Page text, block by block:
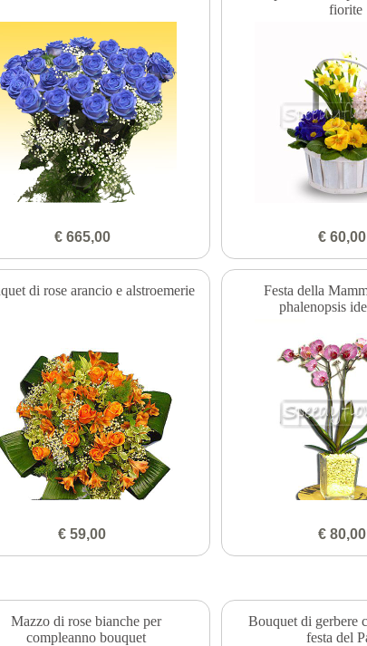
€ 665,00
fiorite
€ 60,00
di rose arancio e alstroemerie
€ 59,00
Festa della
phalenopsis
€ 80,00
Mazzo di rose bianche per
compleanno bouquet
Bouquet di gerbere
festa del